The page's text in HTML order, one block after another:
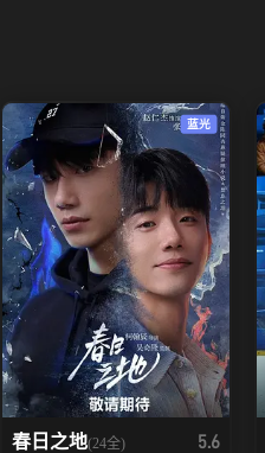
蓝光
春日之地(24全) 5.6